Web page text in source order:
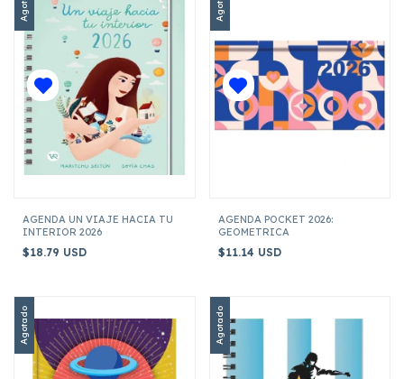
AGENDA UN VIAJE HACIA TU
INTERIOR 2026
$18.79 USD
AGENDA POCKET 2026:
GEOMETRICA
$11.14 USD
Agotado Agotado